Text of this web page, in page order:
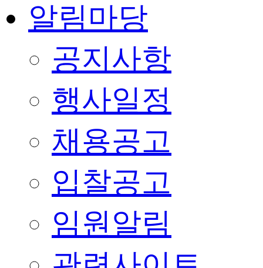
알림마당
공지사항
행사일정
채용공고
입찰공고
임원알림